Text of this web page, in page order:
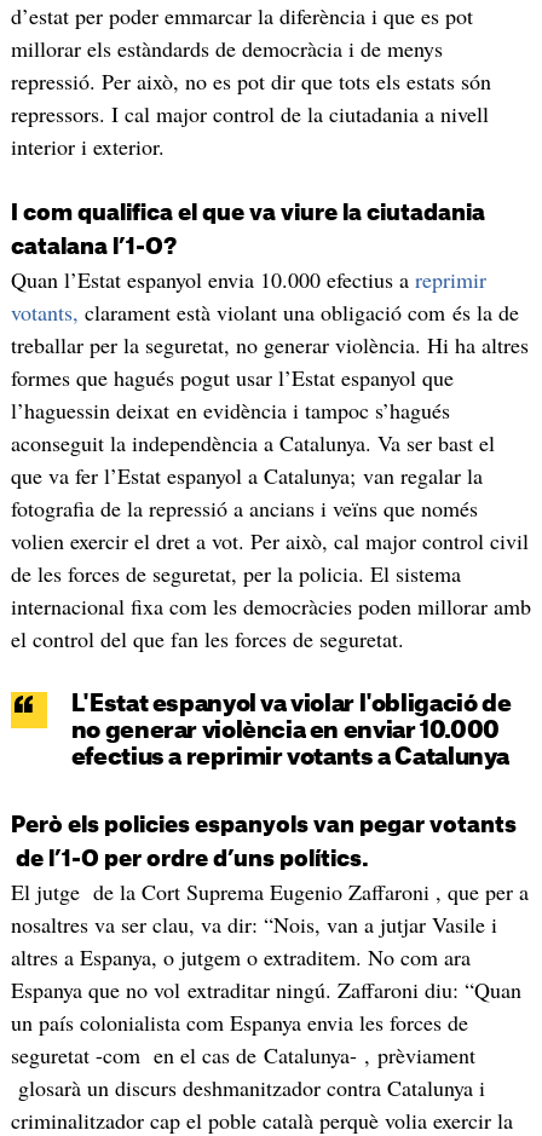
d’estat per poder emmarcar la diferència i que es pot
millorar els estàndards de democràcia i de menys
repressió. Per això, no es pot dir que tots els estats són
repressors. I cal major control de la ciutadania a nivell
interior i exterior.
I com qualifica el que va viure la ciutadania
catalana l’1-O?
Quan l’Estat espanyol envia 10.000 efectius a reprimir
votants, clarament està violant una obligació com és la de
treballar per la seguretat, no generar violència. Hi ha altres
formes que hagués pogut usar l’Estat espanyol que
l’haguessin deixat en evidència i tampoc s’hagués
aconseguit la independència a Catalunya. Va ser bast el
que va fer l’Estat espanyol a Catalunya; van regalar la
fotografia de la repressió a ancians i veïns que només
volien exercir el dret a vot. Per això, cal major control civil
de les forces de seguretat, per la policia. El sistema
internacional fixa com les democràcies poden millorar amb
el control del que fan les forces de seguretat.
L'Estat espanyol va violar l'obligació de
no generar violència en enviar 10.000
efectius a reprimir votants a Catalunya
Però els policies espanyols van pegar votants
de l’1-O per ordre d’uns polítics.
El jutge de la Cort Suprema Eugenio Zaffaroni , que per a
nosaltres va ser clau, va dir: “Nois, van a jutjar Vasile i
altres a Espanya, o jutgem o extraditem. No com ara
Espanya que no vol extraditar ningú. Zaffaroni diu: “Quan
un país colonialista com Espanya envia les forces de
seguretat -com en el cas de Catalunya- , prèviament
glosarà un discurs deshmanitzador contra Catalunya i
criminalitzador cap el poble català perquè volia exercir la